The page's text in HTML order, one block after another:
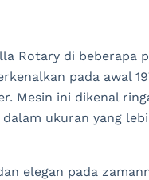
Rotary di beberapa
pada awal
Mesin ini dikenal
ukuran yang
elegan pada